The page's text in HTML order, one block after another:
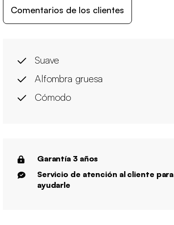
Comentarios de los clientes
Suave
Alfombra gruesa
Cómodo
Garantía 3 años
Servicio de atención al cliente para
ayudarle